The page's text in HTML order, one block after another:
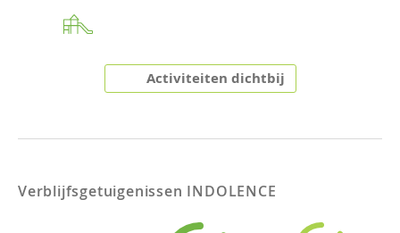
Activiteiten dichtbij
Verblijfsgetuigenissen INDOLENCE